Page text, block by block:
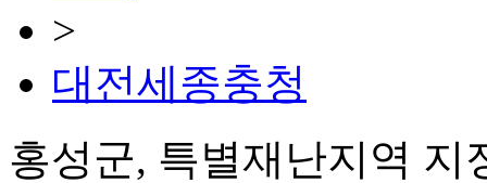
>
대전세종충청
홍성군, 특별재난지역 지